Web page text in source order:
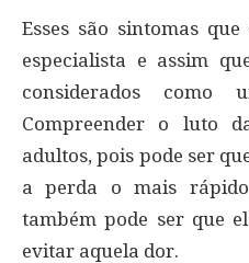
Esses são sintomas
especialista e assim
considerados como
Compreender o luto
adultos, pois pode ser
a perda o mais
também pode ser que
evitar aquela dor.